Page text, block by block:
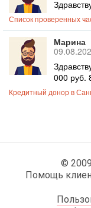
Список проверенных
Марина
000 руб.
Кредитный донор в
©
Помощь